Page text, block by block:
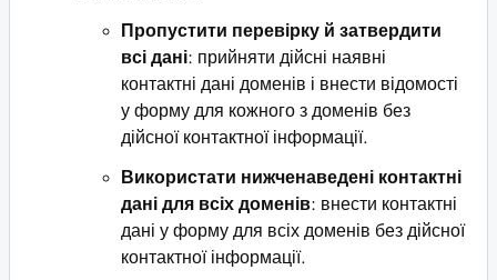
Пропустити перевірку й затвердити
всі дані: прийняти дійсні наявні
контактні дані доменів і внести відомості
у форму для кожного з доменів без
дійсної контактної інформації.
Використати нижченаведені контактні
дані для всіх доменів: внести контактні
дані у форму для всіх доменів без дійсної
контактної інформації.